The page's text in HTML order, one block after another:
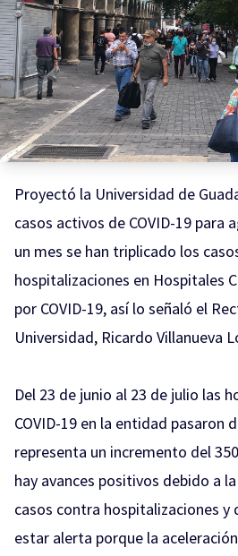
Proyectó la Universidad de
casos activos de COVID-19 para
un mes se han triplicado los
hospitalizaciones en Hospitales
por COVID-19, así lo señaló el
Universidad, Ricardo Villanueva
Del 23 de junio al 23 de julio las
COVID-19 en la entidad pasaron
representa un incremento del
hay avances positivos debido a
casos contra hospitalizaciones y
estar alerta porque la